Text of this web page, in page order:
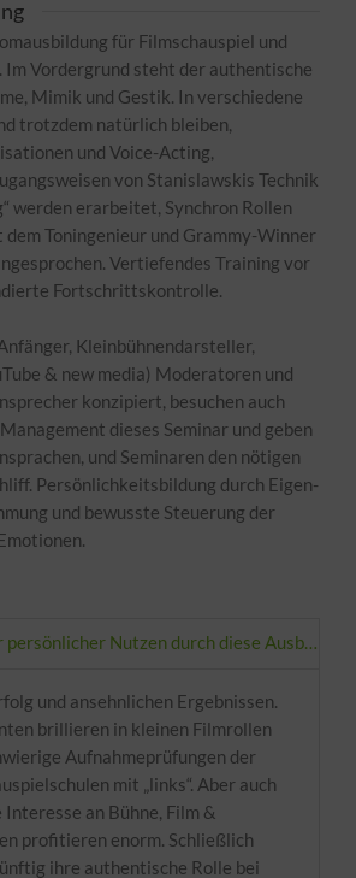
für Filmschauspiel und
Im Vordergrund steht der authentische
Mimik und Gestik. In verschiedene
trotzdem natürlich bleiben,
und Voice-Acting,
von Stanislawskis Technik
werden erarbeitet, Synchron Rollen
dem Toningenieur und Grammy-Winner
Vertiefendes Training vor
Fortschrittskontrolle.
Kleinbühnendarsteller,
& new media) Moderatoren und
konzipiert, besuchen auch
dieses Seminar und geben
und Seminaren den nötigen
Persönlichkeitsbildung durch Eigen-
und bewusste Steuerung der
Nutzen durch diese Ausbildung
und ansehnlichen Ergebnissen.
brillieren in kleinen Filmrollen
Aufnahmeprüfungen der
mit „links“. Aber auch
an Bühne, Film &
profitieren enorm. Schließlich
ihre authentische Rolle bei